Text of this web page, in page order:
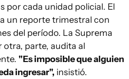
por cada unidad policial. El
un reporte trimestral con
del período. La Suprema
otra, parte, audita al
"Es imposible que alguien
ingresar", insistió.